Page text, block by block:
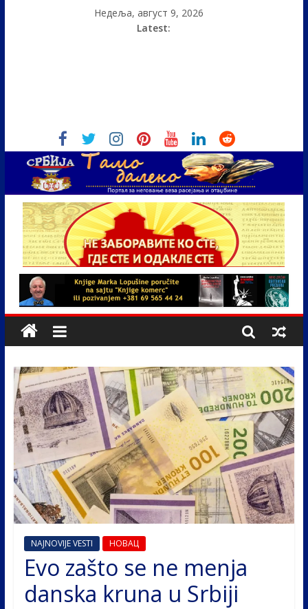
Недеља, август 9, 2026
Latest:
NAJNOVIJE VESTI НОВАЦ
Evo zašto se ne menja
danska kruna u Srbiji